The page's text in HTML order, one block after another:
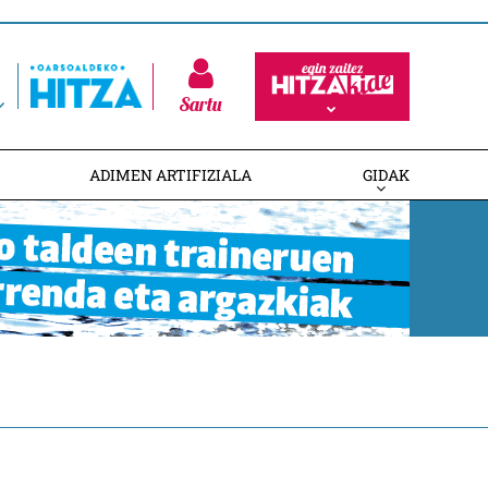
Sartu
ADIMEN ARTIFIZIALA GIDAK